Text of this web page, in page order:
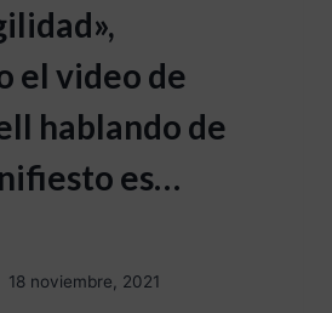
el video de
hablando de
es…
18 noviembre, 2021